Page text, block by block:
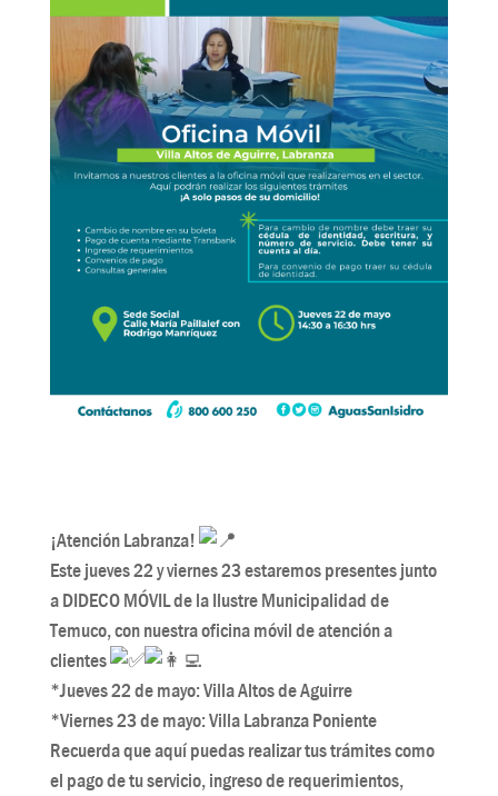
¡Atención Labranza!
Este jueves 22 y viernes 23 estaremos presentes junto
a DIDECO MÓVIL de la Ilustre Municipalidad de
Temuco, con nuestra oficina móvil de atención a
clientes
*Jueves 22 de mayo: Villa Altos de Aguirre
*Viernes 23 de mayo: Villa Labranza Poniente
Recuerda que aquí puedas realizar tus trámites como
el pago de tu servicio, ingreso de requerimientos,